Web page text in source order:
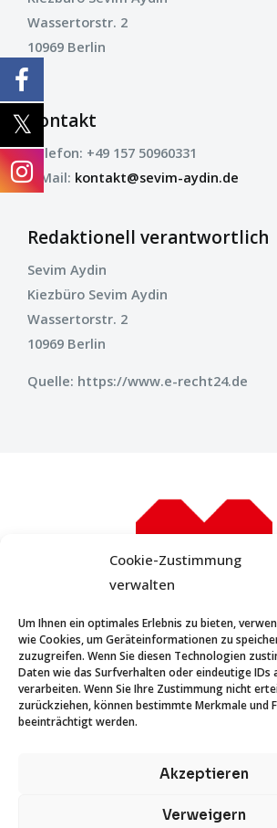
Cookie-Zustimmung
verwalten
Um Ihnen ein optimales Erlebnis zu bieten,
wie Cookies, um Geräteinformationen zu
zuzugreifen. Wenn Sie diesen Technologien
Daten wie das Surfverhalten oder eindeutige IDs
verarbeiten. Wenn Sie Ihre Zustimmung nicht
zurückziehen, können bestimmte Merkmale und
beeinträchtigt werden.
Akzeptieren
Verweigern
Wassertorstr. 2
10969 Berlin
Kontakt
Telefon: +49 157 50960331
E-Mail: kontakt@sevim-aydin.de
Redaktionell verantwortlich
Sevim Aydin
Kiezbüro Sevim Aydin
Wassertorstr. 2
10969 Berlin
Quelle: https://www.e-recht24.de
STARTSEITE
KONTAKT
IMPRESSUM